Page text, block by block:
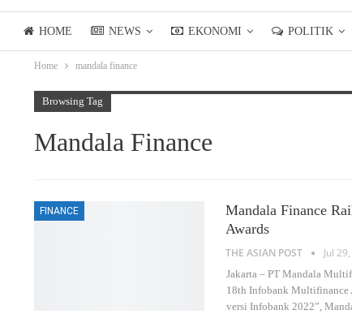
HOME NEWS EKONOMI POLITIK
LIFESTYLE
Home mandala finance
Browsing Tag
Mandala Finance
FINANCE
Mandala Finance
Awards
THE ASIAN POST Jul
Jakarta – PT Mandala
18th Infobank Multifinance
versi Infobank 2022”,